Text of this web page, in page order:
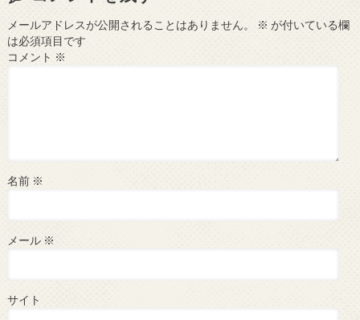
メールアドレスが公開されることはありません。 ※ が付いている欄
は必須項目です
コメント ※
名前 ※
メール ※
サイト